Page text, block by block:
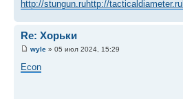
http://stungun.ruhttp://tacticaldiameter.ru
Re: Хорьки
wyle » 05 июл 2024, 15:29
Econ